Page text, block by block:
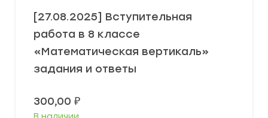
[27.08.2025] Вступительная
работа в 8 классе
«Математическая вертикаль»
задания и ответы
300,00 ₽